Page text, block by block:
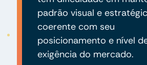
padrão visual e
coerente com seu
posicionamento e nível
exigência do mercado.